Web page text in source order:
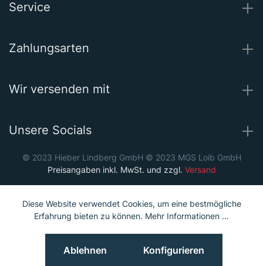
Service
Zahlungsarten
Wir versenden mit
Unsere Socials
© 2023 Hieber Lindberg GmbH © 2023 MGS Loib GmbH
Preisangaben inkl. MwSt. und zzgl. Versand
Diese Website verwendet Cookies, um eine bestmögliche
Erfahrung bieten zu können. Mehr Informationen ...
Ablehnen Konfigurieren